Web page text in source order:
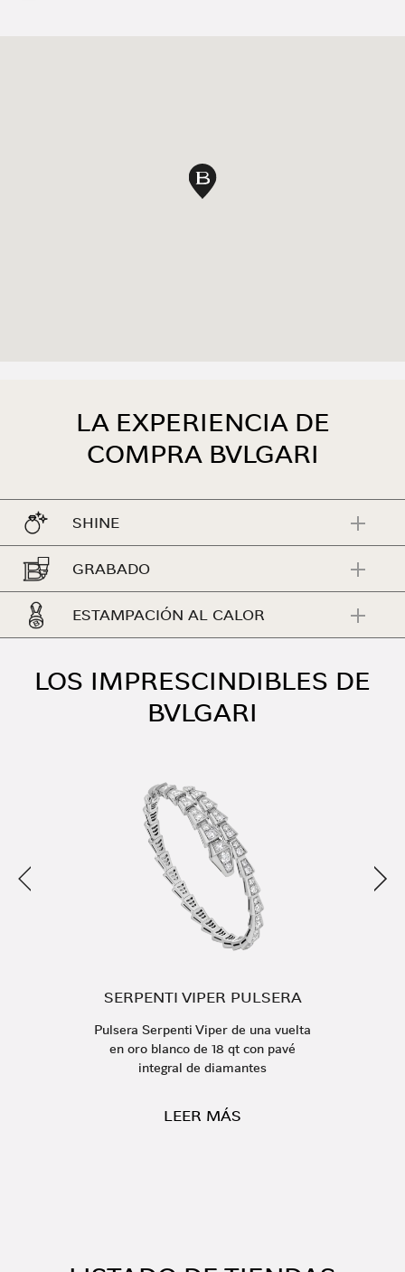
Pin en mapa
LA EXPERIENCIA DE
COMPRA BVLGARI
SHINE
GRABADO
ESTAMPACIÓN AL CALOR
LOS IMPRESCINDIBLES DE
BVLGARI
Anterior
SERPENTI VIPER PULSERA
Pulsera Serpenti Viper de una vuelta
en oro blanco de 18 qt con pavé
integral de diamantes
LEER MÁS